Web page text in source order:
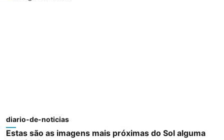
diario-de-noticias
Estas são as imagens mais próximas do Sol alguma